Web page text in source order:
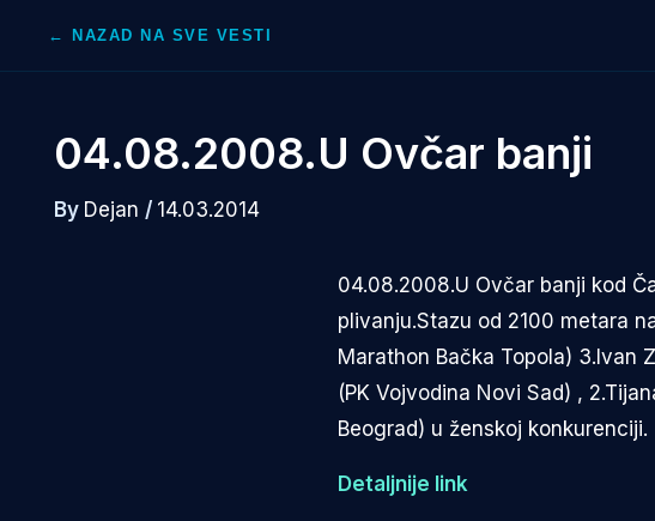
← NAZAD NA SVE VESTI
04.08.2008.U Ovčar banji
By Dejan / 14.03.2014
04.08.2008.U Ovčar banji kod
plivanju.Stazu od 2100 metara
Marathon Bačka Topola) 3.Ivan
(PK Vojvodina Novi Sad) ,
Beograd) u ženskoj konkurenciji.
Detaljnije link